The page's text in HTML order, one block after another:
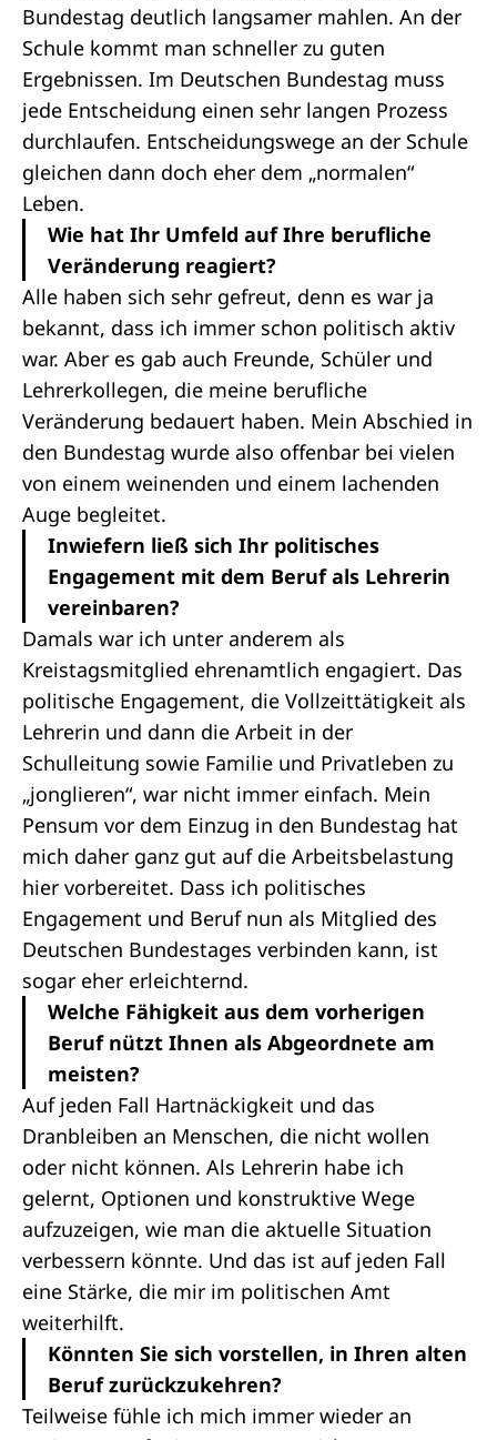
Bundestag deutlich langsamer mahlen. An der
Schule kommt man schneller zu guten
Ergebnissen. Im Deutschen Bundestag muss
jede Entscheidung einen sehr langen Prozess
durchlaufen. Entscheidungswege an der Schule
gleichen dann doch eher dem „normalen“
Leben.
Wie hat Ihr Umfeld auf Ihre berufliche
Veränderung reagiert?
Alle haben sich sehr gefreut, denn es war ja
bekannt, dass ich immer schon politisch aktiv
war. Aber es gab auch Freunde, Schüler und
Lehrerkollegen, die meine berufliche
Veränderung bedauert haben. Mein Abschied in
den Bundestag wurde also offenbar bei vielen
von einem weinenden und einem lachenden
Auge begleitet.
Inwiefern ließ sich Ihr politisches
Engagement mit dem Beruf als Lehrerin
vereinbaren?
Damals war ich unter anderem als
Kreistagsmitglied ehrenamtlich engagiert. Das
politische Engagement, die Vollzeittätigkeit als
Lehrerin und dann die Arbeit in der
Schulleitung sowie Familie und Privatleben zu
„jonglieren“, war nicht immer einfach. Mein
Pensum vor dem Einzug in den Bundestag hat
mich daher ganz gut auf die Arbeitsbelastung
hier vorbereitet. Dass ich politisches
Engagement und Beruf nun als Mitglied des
Deutschen Bundestages verbinden kann, ist
sogar eher erleichternd.
Welche Fähigkeit aus dem vorherigen
Beruf nützt Ihnen als Abgeordnete am
meisten?
Auf jeden Fall Hartnäckigkeit und das
Dranbleiben an Menschen, die nicht wollen
oder nicht können. Als Lehrerin habe ich
gelernt, Optionen und konstruktive Wege
aufzuzeigen, wie man die aktuelle Situation
verbessern könnte. Und das ist auf jeden Fall
eine Stärke, die mir im politischen Amt
weiterhilft.
Könnten Sie sich vorstellen, in Ihren alten
Beruf zurückzukehren?
Teilweise fühle ich mich immer wieder an